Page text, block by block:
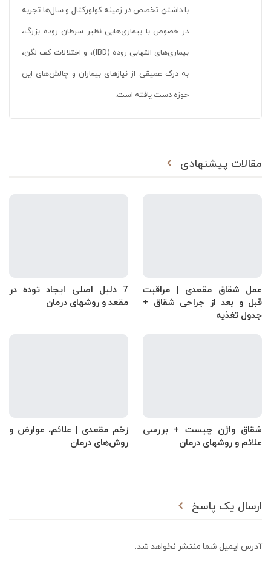
با داشتن تخصص در زمینه کولورکتال و سال‌ها تجربه
در خصوص با بیماری‌هایی نظیر سرطان روده بزرگ،
بیماری‌های التهابی روده (IBD)، و اختلالات کف لگن،
به درک عمیقی از نیازهای بیماران و چالش‌های این
حوزه دست یافته است.
مقالات پیشنهادی
عمل شقاق مقعدی | مراقبت
قبل و بعد از جراحی شقاق +
جدول تغذیه
7 دلیل اصلی ایجاد توده در
مقعد و روشهای درمان
شقاق واژن چیست + بررسی
علائم و روشهای درمان
زخم مقعدی | علائم، عوارض و
روش‌های درمان
ارسال یک پاسخ
آدرس ایمیل شما منتشر نخواهد شد.